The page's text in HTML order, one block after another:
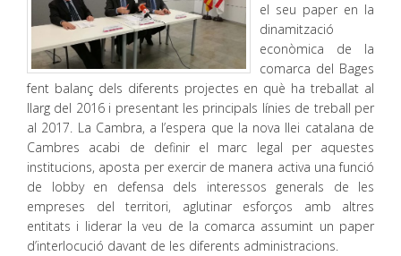
el seu paper en la
dinamització
econòmica de la
comarca del Bages
fent balanç dels diferents projectes en què ha treballat al
llarg del 2016 i presentant les principals línies de treball per
al 2017. La Cambra, a l’espera que la nova llei catalana de
Cambres acabi de definir el marc legal per aquestes
institucions, aposta per exercir de manera activa una funció
de lobby en defensa dels interessos generals de les
empreses del territori, aglutinar esforços amb altres
entitats i liderar la veu de la comarca assumint un paper
d’interlocució davant de les diferents administracions.